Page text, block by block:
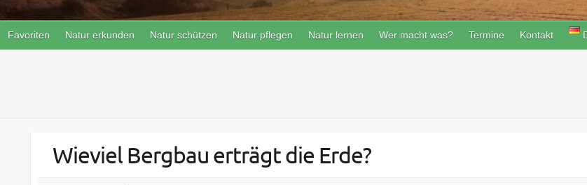
Favoriten Natur erkunden Natur schützen Natur pflegen Natur lernen Wer macht was? Termine Kontakt
Wieviel Bergbau erträgt die Erde?